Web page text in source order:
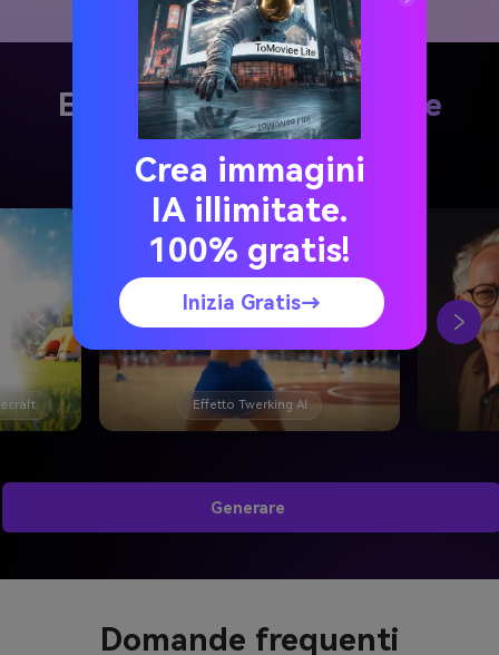
Esplora gli effetti Video e
immagine AI più caldi
AI filtro età
Generare
Domande frequenti
Crea immagini
IA illimitate.
100% gratis!
Inizia Gratis→